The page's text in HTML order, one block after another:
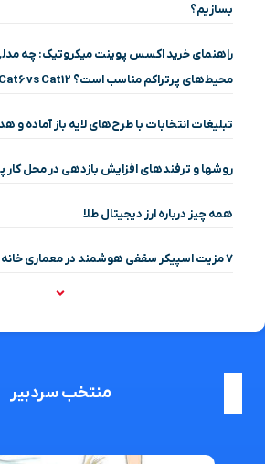
بسازیم؟
راهنمای خرید اکسس پوینت میکروتیک: چه
محیط‌های پرتراکم مناسب است؟ Cat4 vs Cat6 vs Cat12
تبلیغات انتخابات با طرح‌های لایه باز آماده و
روشها و ترفندهای افزایش بازدهی در محل کار
همه چیز درباره ارز دیجیتال طلا
۷ مزیت اسپیکر سقفی هوشمند در معماری خانه‌ های مدرن
منتخب سردبیر